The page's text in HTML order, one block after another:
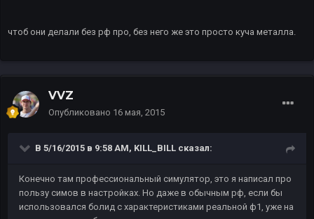
чтоб они делали без рф про, без него же это просто куча металла.
VVZ
Опубликовано 16 мая, 2015
В 5/16/2015 в 9:58 AM, KILL_BILL сказал:
Конечно там профессиональный симулятор, это я написал про
пользу симов в настройках. Но даже в обычным рф, если бы
использовался болид с характеристиками реальной ф1, уже на